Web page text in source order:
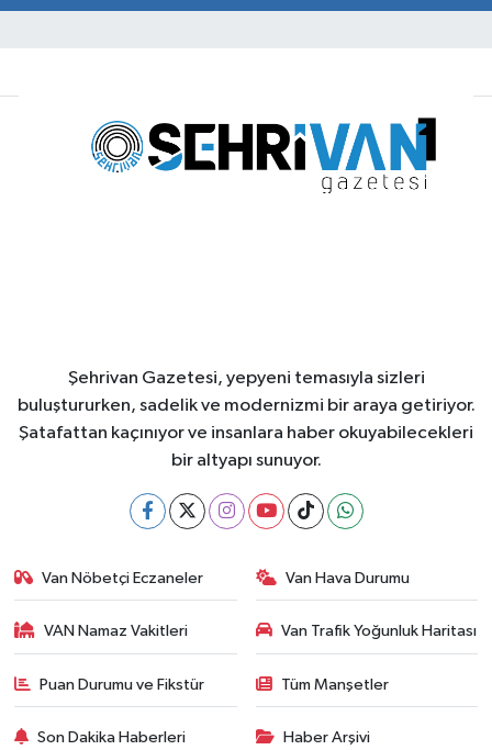
Şehrivan Gazetesi, yepyeni temasıyla sizleri
buluştururken, sadelik ve modernizmi bir araya getiriyor.
Şatafattan kaçınıyor ve insanlara haber okuyabilecekleri
bir altyapı sunuyor.
Van Nöbetçi Eczaneler Van Hava Durumu
VAN Namaz Vakitleri Van Trafik Yoğunluk Haritası
Puan Durumu ve Fikstür Tüm Manşetler
Son Dakika Haberleri Haber Arşivi